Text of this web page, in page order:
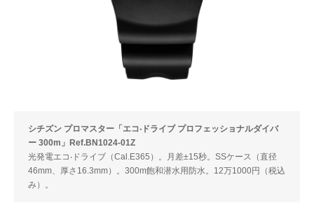
シチズン プロマスター「エコ‧ドライブ プロフェッショナルダイバ
ー 300m」Ref.BN1024-01Z
光発電エコ‧ドライブ（Cal.E365）。月差±15秒。SSケース（直径
46mm、厚さ16.3mm）。300m飽和潜水用防水。12万1000円（税込
み）。